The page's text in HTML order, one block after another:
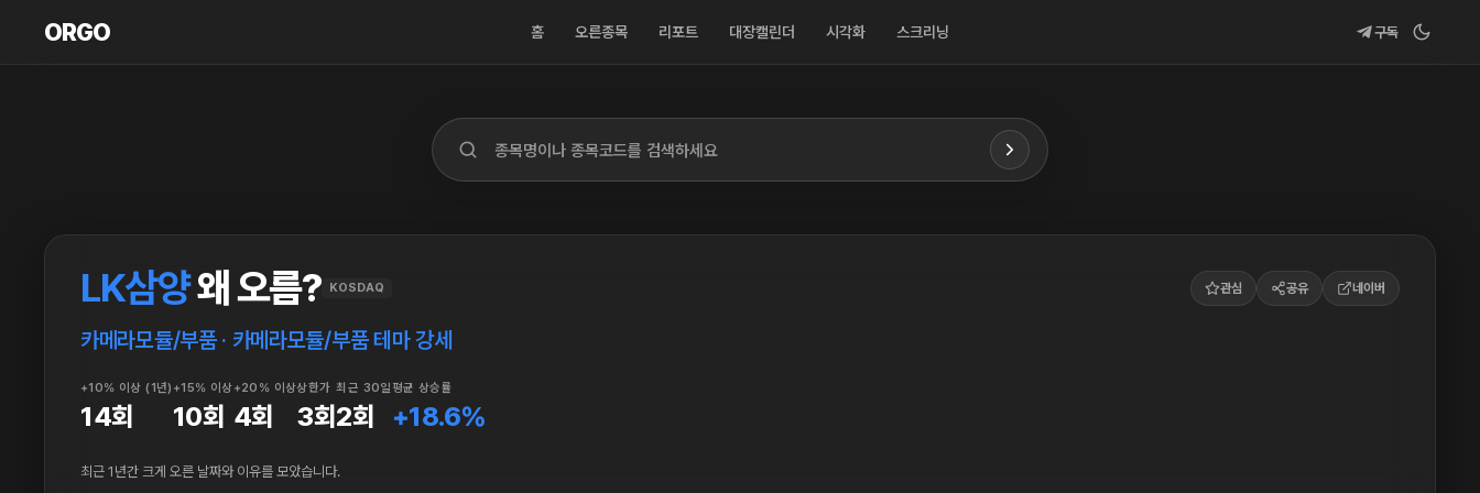
ORGO
ORGO 홈 오른종목 리포트 대장캘린더 시각화 스크리닝 구독
LK삼양왜 오름? KOSDAQ
카메라모듈/부품 · 카메라모듈/부품 테마 강세
관심 공유 네이버
+10% 이상 (1년)
14회
+15% 이상
10회
+20% 이상
4회
상한가
3회
최근 30일
2회
평균 상승률
+18.6%
최근 1년간 크게 오른 날짜와 이유를 모았습니다.